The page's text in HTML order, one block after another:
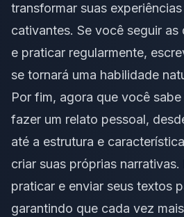
transformar suas
cativantes. Se você seguir as
e praticar regularmente,
se tornará uma habilidade
Por fim, agora que você
fazer um relato pessoal,
até a estrutura e
criar suas próprias
praticar e enviar seus textos
garantindo que cada vez